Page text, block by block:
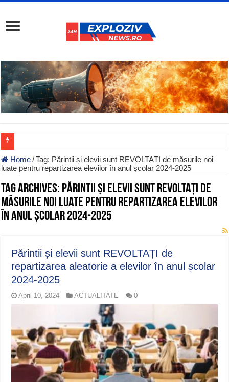
Home/Tag: Părintii și elevii sunt REVOLTAȚI de măsurile noi
luate pentru repartizarea elevilor în anul școlar 2024-2025
Tag Archives: Părintii și elevii sunt REVOLTAȚI de
măsurile noi luate pentru repartizarea elevilor
în anul școlar 2024-2025
Părintii și elevii sunt REVOLTAȚI de
repartizarea aleatorie a elevilor în anul școlar
2024-2025
April 10, 2024 ACTUALITATE 0